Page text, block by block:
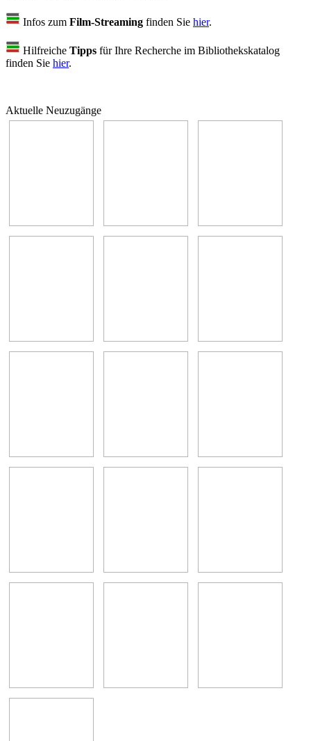
Infos zum Film-Streaming finden Sie hier.
Hilfreiche Tipps für Ihre Recherche im Bibliothekskatalog
finden Sie hier.
Aktuelle Neuzugänge